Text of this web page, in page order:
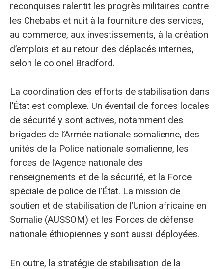
reconquises ralentit les progrès militaires contre
les Chebabs et nuit à la fourniture des services,
au commerce, aux investissements, à la création
d’emplois et au retour des déplacés internes,
selon le colonel Bradford.
La coordination des efforts de stabilisation dans
l’État est complexe. Un éventail de forces locales
de sécurité y sont actives, notamment des
brigades de l’Armée nationale somalienne, des
unités de la Police nationale somalienne, les
forces de l’Agence nationale des
renseignements et de la sécurité, et la Force
spéciale de police de l’État. La mission de
soutien et de stabilisation de l’Union africaine en
Somalie (AUSSOM) et les Forces de défense
nationale éthiopiennes y sont aussi déployées.
En outre, la stratégie de stabilisation de la